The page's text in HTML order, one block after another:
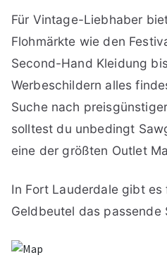
Für Vintage-Liebhaber
Flohmärkte wie den
Second-Hand Kleidung
Werbeschildern alles
Suche nach
solltest du unbedingt
eine der größten Outlet
In Fort Lauderdale gibt
Geldbeutel das passende